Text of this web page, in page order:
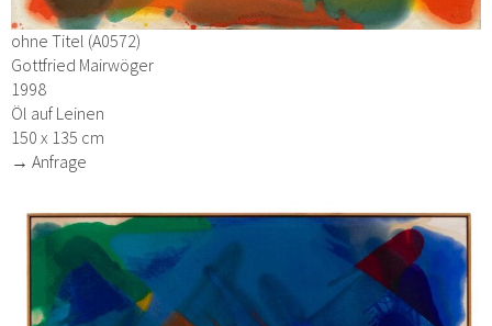
ohne Titel (A0572)
Gottfried Mairwöger
1998
Öl auf Leinen
150 x 135 cm
→ Anfrage